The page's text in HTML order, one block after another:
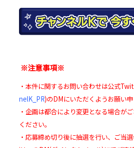
※注意事項※
・本件に関するお問い合わせは公式
nelK_PR)のDMにいただくようお願い申
・企画は都合により変更となる場合が
ください。
・応募締め切り後に抽選を行い、ご当